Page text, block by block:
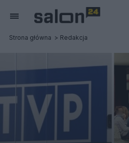
Strona główna Redakcja